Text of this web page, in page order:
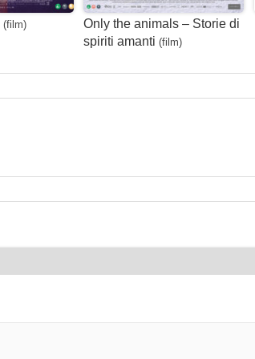
(film)
Only the animals – Storie di
spiriti amanti (film)